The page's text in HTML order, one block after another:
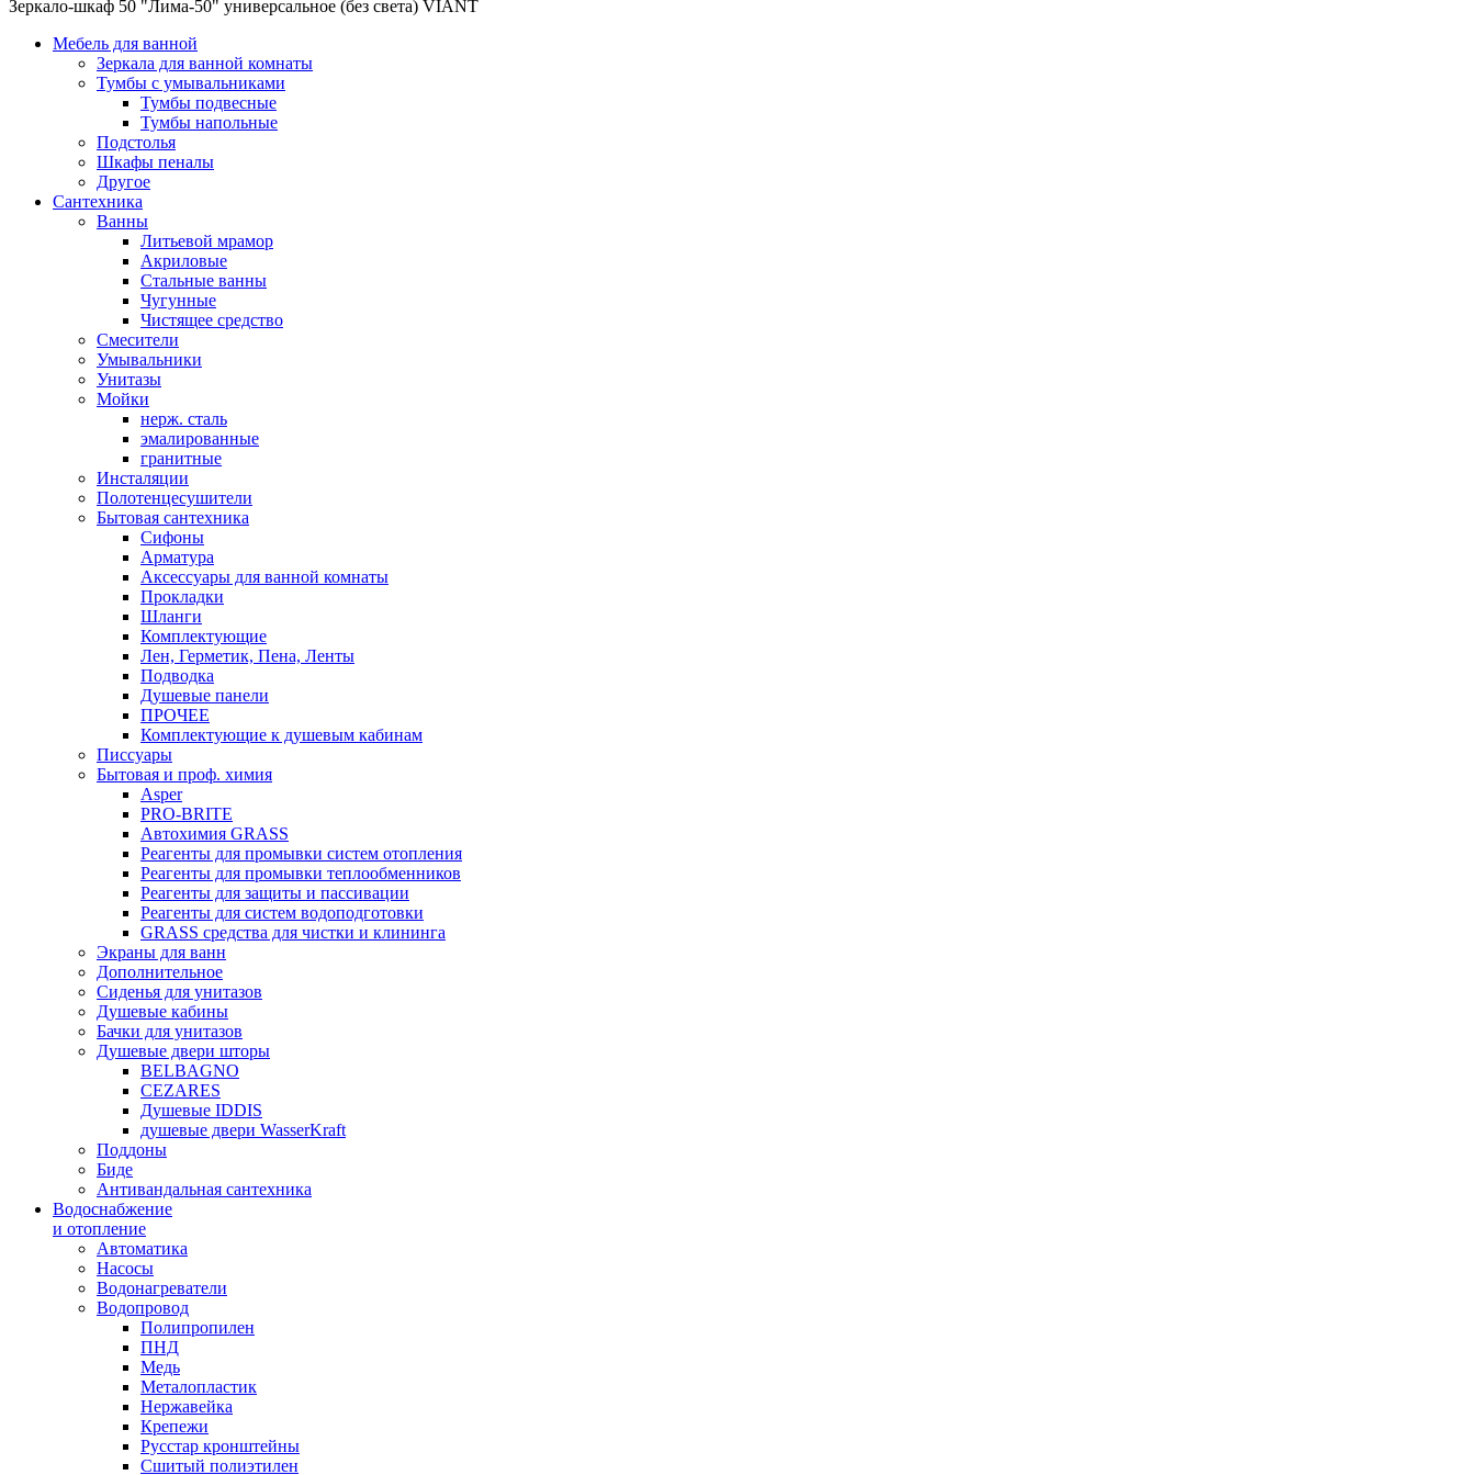
Зеркало-шкаф 50 "Лима-50" универсальное (без света) VIANT
Мебель для ванной
Зеркала для ванной комнаты
Тумбы с умывальниками
Тумбы подвесные
Тумбы напольные
Подстолья
Шкафы пеналы
Другое
Сантехника
Ванны
Литьевой мрамор
Акриловые
Стальные ванны
Чугунные
Чистящее средство
Смесители
Умывальники
Унитазы
Мойки
нерж. сталь
эмалированные
гранитные
Инсталяции
Полотенцесушители
Бытовая сантехника
Сифоны
Арматура
Аксессуары для ванной комнаты
Прокладки
Шланги
Комплектующие
Лен, Герметик, Пена, Ленты
Подводка
Душевые панели
ПРОЧЕЕ
Комплектующие к душевым кабинам
Писсуары
Бытовая и проф. химия
Asper
PRO-BRITE
Автохимия GRASS
Реагенты для промывки систем отопления
Реагенты для промывки теплообменников
Реагенты для защиты и пассивации
Реагенты для систем водоподготовки
GRASS средства для чистки и клининга
Экраны для ванн
Дополнительное
Сиденья для унитазов
Душевые кабины
Бачки для унитазов
Душевые двери шторы
BELBAGNO
CEZARES
Душевые IDDIS
душевые двери WasserKraft
Поддоны
Биде
Антивандальная сантехника
Водоснабжение
и отопление
Автоматика
Насосы
Водонагреватели
Водопровод
Полипропилен
ПНД
Медь
Металопластик
Нержавейка
Крепежи
Русстар кронштейны
Сшитый полиэтилен